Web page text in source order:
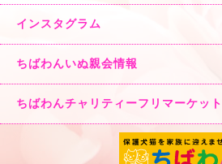
インスタグラム
ちばわんいぬ親会情報
ちばわんチャリティーフリマーケット